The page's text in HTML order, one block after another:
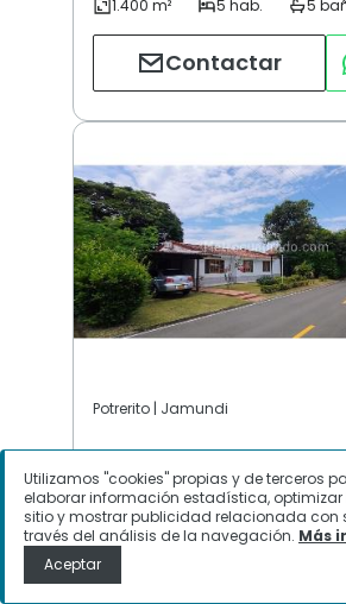
Contactar
Potrerito | Jamundi
$650.000.000
Casa en Venta,
Utilizamos "cookies" propias y de terceros
elaborar información estadística,
sitio y mostrar publicidad relacionada con
través del análisis de la navegación. Más
Aceptar